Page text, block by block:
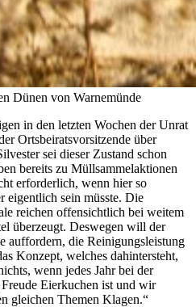
Dünen von Warnemünde
in den letzten Wochen der Unrat
Ortsbeiratsvorsitzende über
sei dieser Zustand schon
bereits zu Müllsammelaktionen
erforderlich, wenn hier so
eigentlich sein müsste. Die
reichen offensichtlich bei weitem
überzeugt. Deswegen will der
auffordern, die Reinigungsleistung
Konzept, welches dahintersteht,
wenn jedes Jahr bei der
Eierkuchen ist und wir
gleichen Themen Klagen.“